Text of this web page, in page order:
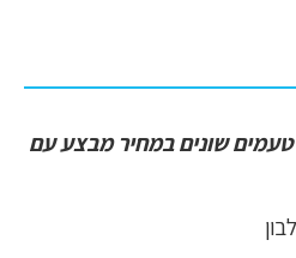
מארז 20 חטיפי חלבון ב5 טעמים שונים במחיר מבצע עם